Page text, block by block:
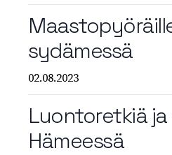
sydämessä
02.08.2023
Luontoretkiä
Hämeessä